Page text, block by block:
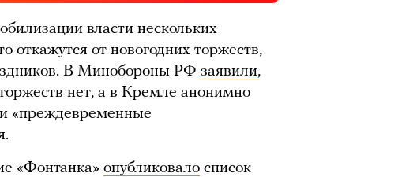
власти нескольких
откажутся от новогодних торжеств,
В Минобороны РФ заявили,
нет, а в Кремле анонимно
«преждевременные
«Фонтанка» опубликовало список